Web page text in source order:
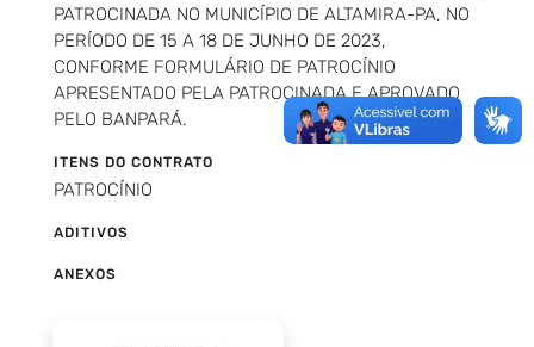
PATROCINADA NO MUNICÍPIO DE ALTAMIRA-PA, NO
PERÍODO DE 15 A 18 DE JUNHO DE 2023,
CONFORME FORMULÁRIO DE PATROCÍNIO
APRESENTADO PELA PATROCINADA E APROVADO
PELO BANPARÁ.
ITENS DO CONTRATO
PATROCÍNIO
ADITIVOS
ANEXOS